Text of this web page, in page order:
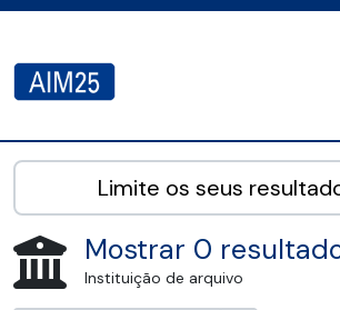
AIM25 - AtoM 2.8.2
Limite os seus
Mostrar 0
Instituição de arquivo